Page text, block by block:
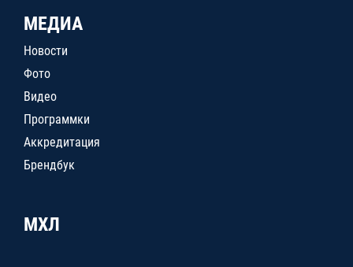
МЕДИА
Новости
Фото
Видео
Программки
Аккредитация
Брендбук
МХЛ